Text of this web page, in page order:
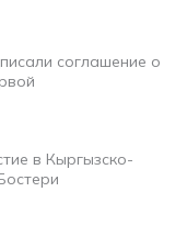
соглашение о
в Кыргызско-